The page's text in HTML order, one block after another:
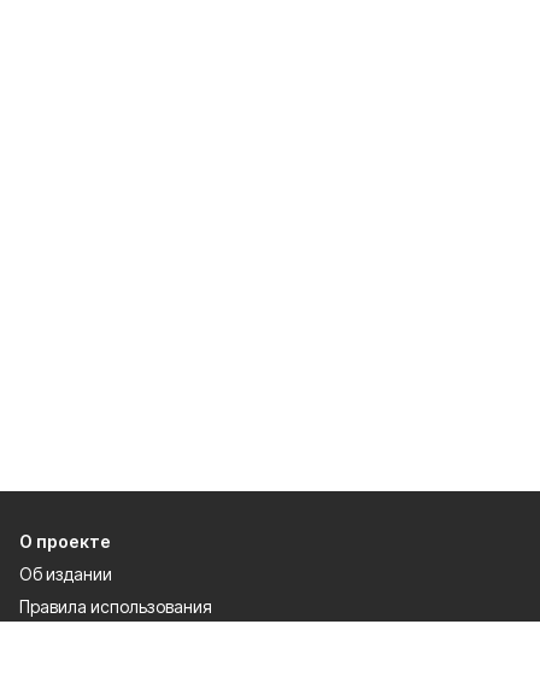
О проекте
Об издании
Правила использования